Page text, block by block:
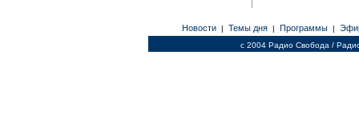
Новости | Темы дня | Программы |
c 2004 Радио Свобода /